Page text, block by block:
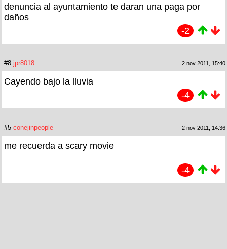
denuncia al ayuntamiento te daran una paga por
daños
-2
#8 jpr8018 2 nov 2011, 15:40
Cayendo bajo la lluvia
-4
#5 conejinpeople 2 nov 2011, 14:36
me recuerda a scary movie
-4